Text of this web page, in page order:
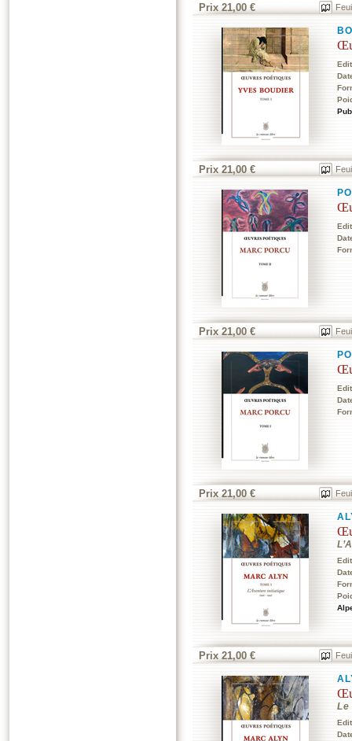
Prix 21,00 €
Prix 21,00 €
Prix 21,00 €
Prix 21,00 €
Prix 21,00 €
Le